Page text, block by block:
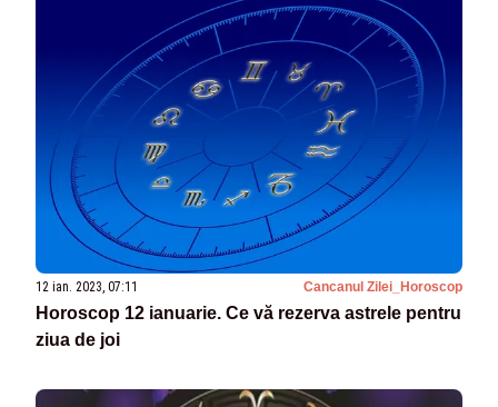
12 ian. 2023, 07:11 Cancanul Zilei_Horoscop
Horoscop 12 ianuarie. Ce vă rezerva astrele pentru
ziua de joi